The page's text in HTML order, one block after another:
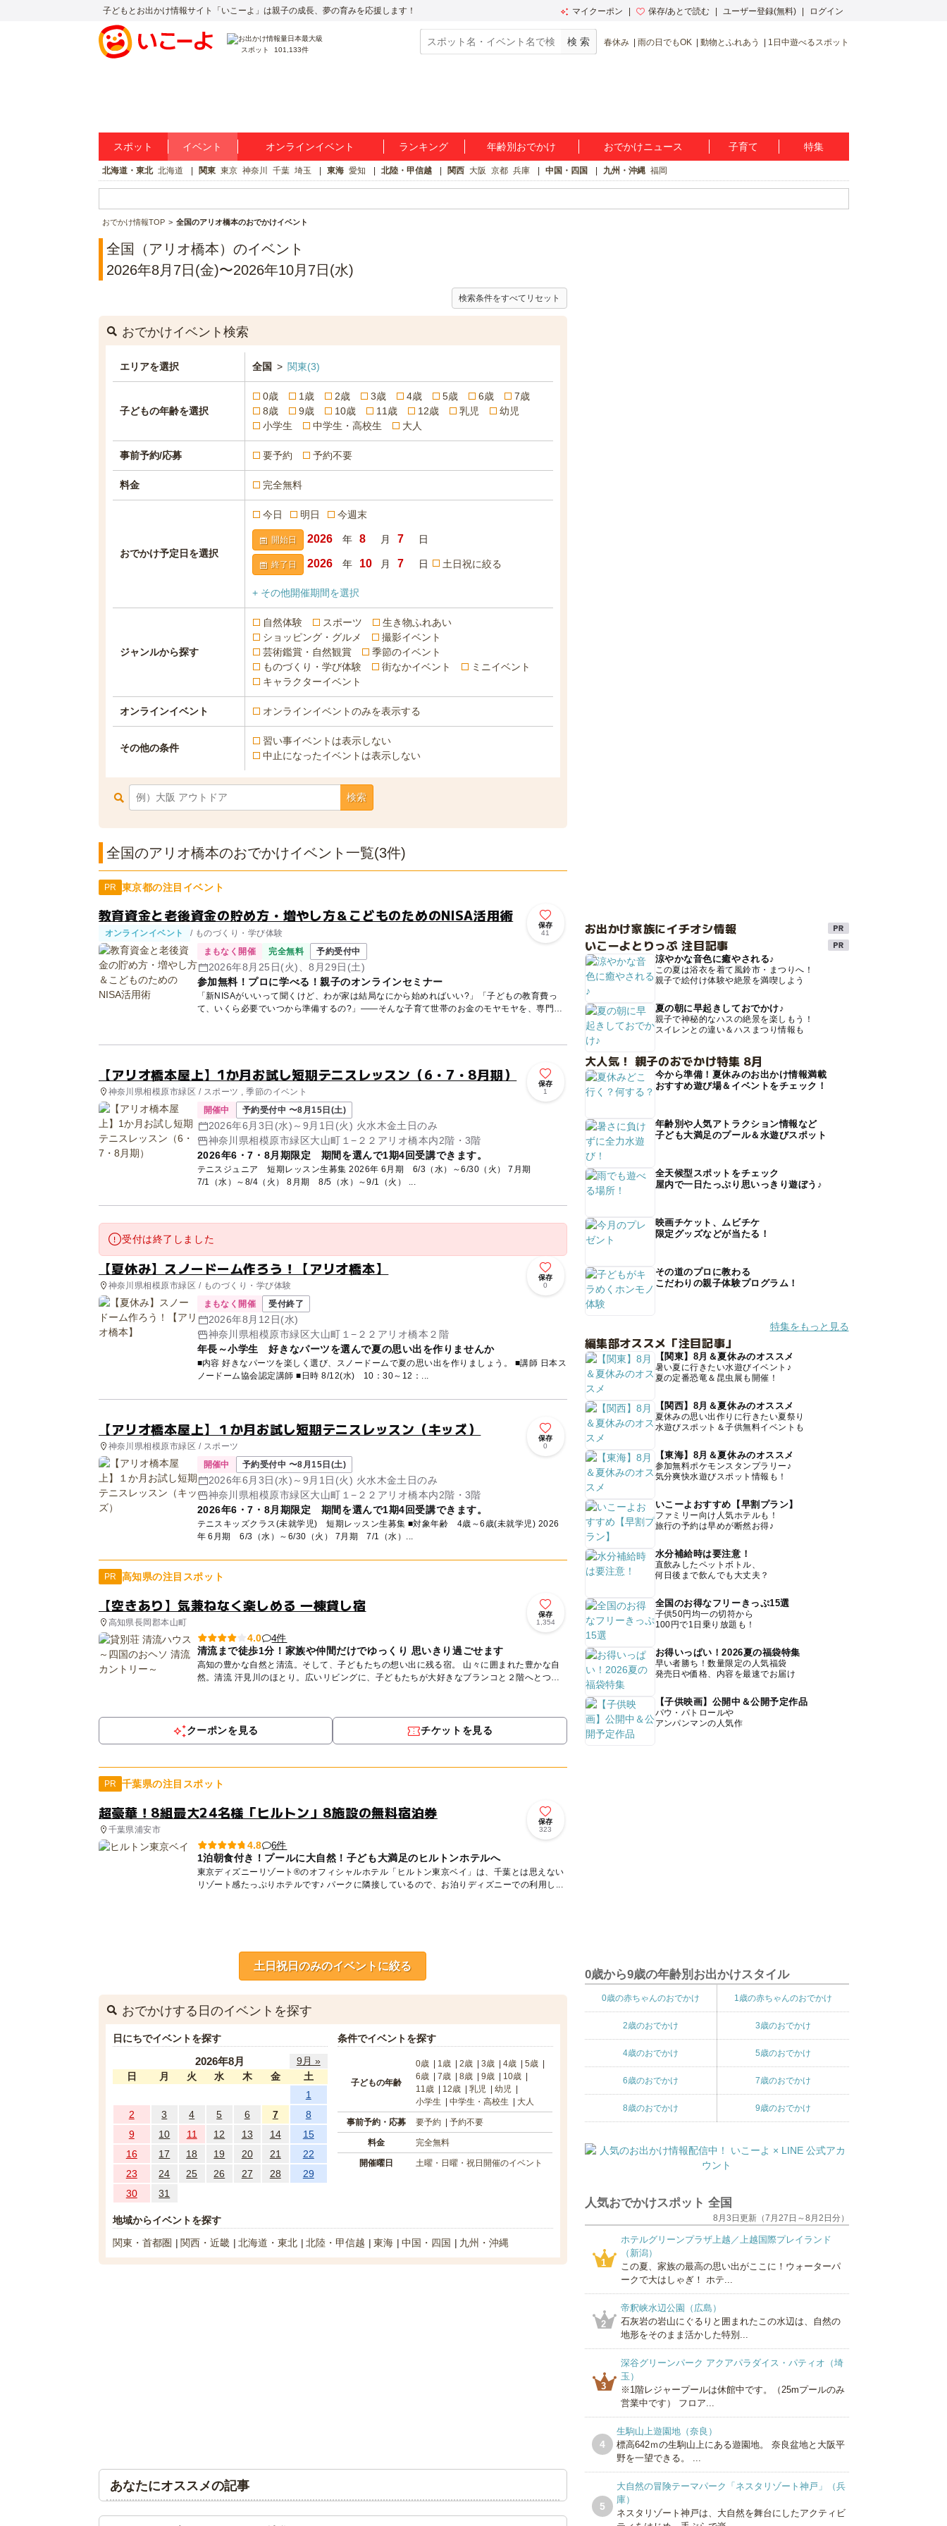
子どもとお出かけ情報サイト「いこーよ」は親子の成長、夢の育みを応援します！ マイクーポン 保存/あとで読む ユーザー登録(無料) ログイン
スポット 101,133件
春休み 雨の日でもOK 動物とふれあう 1日中遊べるスポット
スポット イベント オンラインイベント ランキング 年齢別おでかけ おでかけニュース 子育て 特集
北海道・東北 北海道 関東 東京 神奈川 千葉 埼玉 東海 愛知 北陸・甲信越 関西 大阪 京都 兵庫 中国・四国 九州・沖縄 福岡
おでかけ情報TOP 全国のアリオ橋本のおでかけイベント
全国（アリオ橋本）のイベント
2026年8月7日(金)〜2026年10月7日(水)
検索条件をすべてリセット
おでかけイベント検索
エリアを選択 全国 > 関東(3)
子どもの年齢を選択
0歳 1歳 2歳 3歳 4歳 5歳 6歳
7歳
8歳
9歳 10歳 11歳 12歳 乳児
幼児
小学生
中学生・高校生 大人
事前予約/応募 要予約 予約不要
料金 完全無料
おでかけ予定日を選択
今日 明日 今週末
開始日 年 月 日
終了日 年 月 日 土日祝に絞る
+ その他開催期間を選択
ジャンルから探す
自然体験 スポーツ
生き物ふれあい
ショッピング・グルメ
撮影イベント
芸術鑑賞・自然観賞
季節のイベント
ものづくり・学び体験
街なかイベント
ミニイベント
キャラクターイベント
オンラインイベント オンラインイベントのみを表示する
その他の条件
習い事イベントは表示しない
中止になったイベントは表示しない
検索
全国のアリオ橋本のおでかけイベント一覧(3件)
PR 東京都の注目イベント
教育資金と老後資金の貯め方・増やし方＆こどものためのNISA活用術
オンラインイベント / ものづくり・学び体験
保存
41
まもなく開催 完全無料 予約受付中
2026年8月25日(火)、8月29日(土)
参加無料！プロに学べる！親子のオンラインセミナー
「新NISAがいいって聞くけど、わが家は結局なにから始めればいい?」「子どもの教育費っ
て、いくら必要でいつから準備するの?」——そんな子育て世帯のお金のモヤモヤを、専門の
【アリオ橋本屋上】1か月お試し短期テニスレッスン（6・7・8月期）
神奈川県相模原市緑区 / スポーツ , 季節のイベント
保存
1
開催中 予約受付中 〜8月15日(土)
2026年6月3日(水)～9月1日(火) 火水木金土日のみ
神奈川県相模原市緑区大山町１−２２アリオ橋本内2階・3階
2026年6・7・8月期限定 期間を選んで1期4回受講できます。
テニスジュニア 短期レッスン生募集 2026年 6月期 6/3（水）～6/30（火） 7月期
7/1（水）～8/4（火） 8月期 8/5（水）～9/1（火） ...
受付は終了しました
【夏休み】スノードーム作ろう！【アリオ橋本】
神奈川県相模原市緑区 / ものづくり・学び体験
保存
0
まもなく開催 受付終了
2026年8月12日(水)
神奈川県相模原市緑区大山町１−２２アリオ橋本２階
年長～小学生 好きなパーツを選んで夏の思い出を作りませんか
■内容 好きなパーツを楽しく選び、スノードームで夏の思い出を作りましょう。 ■講師 日本ス
ノードーム協会認定講師 ■日時 8/12(水) 10：30～12：...
【アリオ橋本屋上】１か月お試し短期テニスレッスン（キッズ）
神奈川県相模原市緑区 / スポーツ
保存
0
開催中 予約受付中 〜8月15日(土)
2026年6月3日(水)～9月1日(火) 火水木金土日のみ
神奈川県相模原市緑区大山町１−２２アリオ橋本内2階・3階
2026年6・7・8月期限定 期間を選んで1期4回受講できます。
テニスキッズクラス(未就学児) 短期レッスン生募集 ■対象年齢 4歳～6歳(未就学児) 2026
年 6月期 6/3（水）～6/30（火） 7月期 7/1（水）...
PR 高知県の注目スポット
【空きあり】気兼ねなく楽しめる 一棟貸し宿
高知県長岡郡本山町
保存
1,354
4.0
4件
清流まで徒歩1分！家族や仲間だけでゆっくり 思いきり過ごせます
高知の豊かな自然と清流。そして、子どもたちの想い出に残る宿。 山々に囲まれた豊かな自
然。清流 汗見川のほとり。広いリビングに、子どもたちが大好きなブランコと２階へとつ
クーポンを見る チケットを見る
PR 千葉県の注目スポット
超豪華！8組最大24名様「ヒルトン」8施設の無料宿泊券
千葉県浦安市
保存
323
4.8
6件
1泊朝食付き！プールに大自然！子ども大満足のヒルトンホテルへ
東京ディズニーリゾート®のオフィシャルホテル「ヒルトン東京ベイ」は、千葉とは思えない
リゾート感たっぷりホテルです♪ パークに隣接しているので、お泊りディズニーでの利用し...
土日祝日のみのイベントに絞る
おでかけする日のイベントを探す
日にちでイベントを探す
2026年8月
9月 »
日
月 火 水 木 金
土
1
2
3 4 5 6 7
8
9
10 11 12 13 14
15
16
17 18 19 20 21
22
23
24 25 26 27 28
29
30
31
条件でイベントを探す
子どもの年齢
0歳 1歳 2歳 3歳 4歳
5歳
6歳
7歳 8歳 9歳
10歳
11歳
12歳 乳児
幼児
小学生
中学生・高校生 大人
事前予約・応募 要予約 予約不要
料金 完全無料
開催曜日 土曜・日曜・祝日開催のイベント
地域からイベントを探す
関東・首都圏
関西・近畿 北海道・東北 北陸・甲信越 東海 中国・四国 九州・沖縄
あなたにオススメの記事
お出かけ家族にイチオシ情報
いこーよとりっぷ 注目記事
涼やかな音色に癒やされる♪
この夏は浴衣を着て風鈴市・まつりへ！
親子で絵付け体験や絶景を満喫しよう
夏の朝に早起きしておでかけ♪
親子で神秘的なハスの絶景を楽しもう！
スイレンとの違い＆ハスまつり情報も
大人気！ 親子のおでかけ特集 8月
今から準備！夏休みのお出かけ情報満載
おすすめ遊び場＆イベントをチェック！
年齢別や人気アトラクション情報など
子ども大満足のプール＆水遊びスポット
全天候型スポットをチェック
屋内で一日たっぷり思いっきり遊ぼう♪
映画チケット、ムビチケ
限定グッズなどが当たる！
その道のプロに教わる
こだわりの親子体験プログラム！
特集をもっと見る
編集部オススメ「注目記事」
【関東】8月＆夏休みのオススメ
暑い夏に行きたい水遊びイベント♪
夏の定番恐竜＆昆虫展も開催！
【関西】8月＆夏休みのオススメ
夏休みの思い出作りに行きたい夏祭り
水遊びスポット＆子供無料イベントも
【東海】8月＆夏休みのオススメ
参加無料ポケモンスタンプラリー♪
気分爽快水遊びスポット情報も！
いこーよおすすめ【早割プラン】
ファミリー向け人気ホテルも！
旅行の予約は早めが断然お得♪
水分補給時は要注意！
直飲みしたペットボトル、
何日後まで飲んでも大丈夫？
全国のお得なフリーきっぷ15選
子供50円均一の切符から
100円で1日乗り放題も！
お得いっぱい！2026夏の福袋特集
早い者勝ち！数量限定の人気福袋
発売日や価格、内容を最速でお届け
【子供映画】公開中＆公開予定作品
パウ・パトロールや
アンパンマンの人気作
0歳から9歳の年齢別お出かけスタイル
0歳の赤ちゃんのおでかけ 1歳の赤ちゃんのおでかけ
2歳のおでかけ 3歳のおでかけ
4歳のおでかけ 5歳のおでかけ
6歳のおでかけ 7歳のおでかけ
8歳のおでかけ 9歳のおでかけ
人気おでかけスポット 全国
8月3日更新（7月27日～8月2日分）
1
ホテルグリーンプラザ上越／上越国際プレイランド
（新潟）
この夏、家族の最高の思い出がここに！ウォーターパ
ークで大はしゃぎ！ ホテ...
2
帝釈峡水辺公園（広島）
石灰岩の岩山にぐるりと囲まれたこの水辺は、自然の
地形をそのまま活かした特別...
3
深谷グリーンパーク アクアパラダイス・パティオ（埼
玉）
※1階レジャープールは休館中です。（25mプールのみ
営業中です） フロア...
4
生駒山上遊園地（奈良）
標高642ｍの生駒山上にある遊園地。 奈良盆地と大阪平
野を一望できる。 ...
5
大自然の冒険テーマパーク「ネスタリゾート神戸」（兵
庫）
ネスタリゾート神戸は、大自然を舞台にしたアクティビ